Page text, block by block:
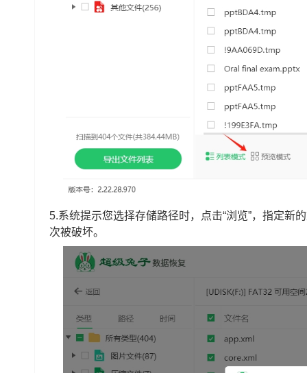
5.系统提示您选择存储路径时，点击“浏览”，指定新
次被破坏。